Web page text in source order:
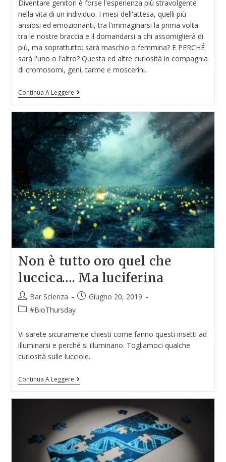
Diventare genitori è forse l'esperienza più stravolgente
nella vita di un individuo. I mesi dell'attesa, quelli più
ansiosi ed emozionanti, tra l'immaginarsi la prima volta
tra le nostre braccia e il domandarsi a chi assomiglierà di
più, ma soprattutto: sarà maschio o femmina? E PERCHÉ
sarà l'uno o l'altro? Questa ed altre curiosità in compagnia
di cromosomi, geni, tarme e moscerini.
Continua A Leggere
Non è tutto oro quel che
luccica…. Ma luciferina
Bar Scienza
Giugno 20, 2019
#BioThursday
Vi sarete sicuramente chiesti come fanno questi insetti ad
illuminarsi e perché si illuminano. Togliamoci qualche
curiosità sulle lucciole.
Continua A Leggere